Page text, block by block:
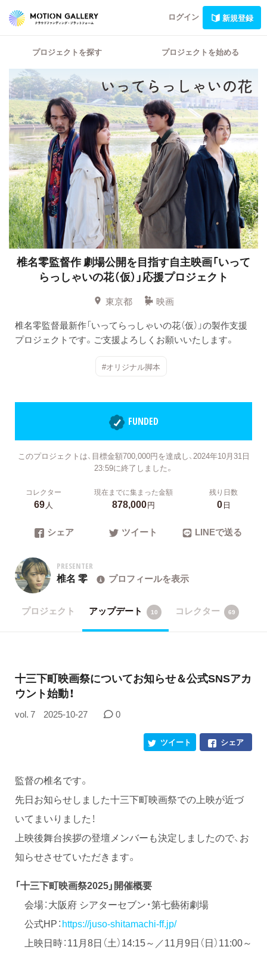
ログイン 新規登録
プロジェクトを探す プロジェクトを始める
椎名零監督作 劇場公開を目指す自主映画「いって
らっしゃいの花（仮）」応援プロジェクト
東京都
映画
椎名零監督最新作「いってらっしゃいの花（仮）」の製作支援
プロジェクトです。ご支援よろしくお願いいたします。
#オリジナル脚本
FUNDED
このプロジェクトは、目標金額700,000円を達成し、2024年10月31日
23:59に終了しました。
コレクター
69人
現在までに集まった金額
878,000円
残り日数
0日
シェア ツイート LINEで送る
PRESENTER
椎名 零 プロフィールを表示
プロジェクト アップデート 10 コレクター 69
十三下町映画祭についてお知らせ＆公式SNSアカ
ウント始動！
vol. 7 2025-10-27 0
シェア
ツイート
監督の椎名です。
先日お知らせしました十三下町映画祭での上映が近づ
いてまいりました！
上映後舞台挨拶の登壇メンバーも決定しましたので、お
知らせさせていただきます。
「十三下町映画祭2025」開催概要
会場：大阪府 シアターセブン・第七藝術劇場
公式HP：https://juso-shitamachi-ff.jp/
上映日時：11月8日（土）14:15～／11月9日（日）11:00～